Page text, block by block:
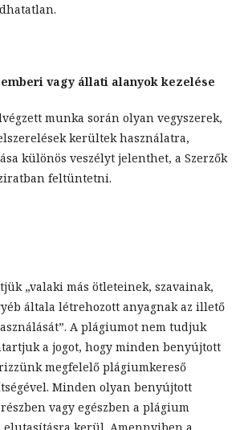
vagy állati alanyok kezelése
munka során olyan vegyszerek,
kerültek használatra,
különös veszélyt jelenthet, a Szerzők
feltüntetni.
„valaki más ötleteinek, szavainak,
általa létrehozott anyagnak az illető
A plágiumot nem tudjuk
a jogot, hogy minden benyújtott
megfelelő plágiumkereső
Minden olyan benyújtott
vagy egészben a plágium